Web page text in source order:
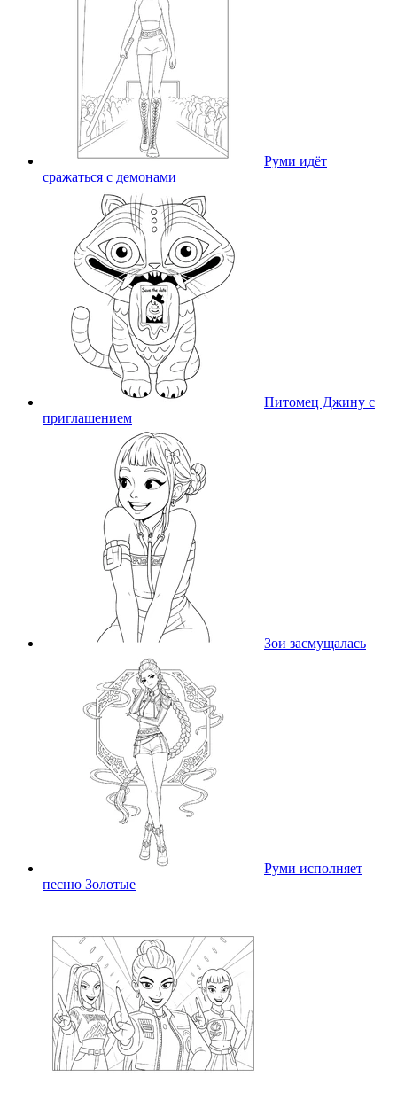
Руми идёт
сражаться с демонами
Питомец Джину с
приглашением
Зои засмущалась
Руми исполняет
песню Золотые